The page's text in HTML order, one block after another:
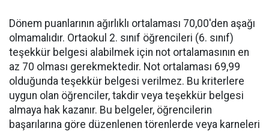
Dönem puanlarının ağırlıklı ortalaması 70,00'den aşağı
olmamalıdır. Ortaokul 2. sınıf öğrencileri (6. sınıf)
teşekkür belgesi alabilmek için not ortalamasının en
az 70 olması gerekmektedir. Not ortalaması 69,99
olduğunda teşekkür belgesi verilmez. Bu kriterlere
uygun olan öğrenciler, takdir veya teşekkür belgesi
almaya hak kazanır. Bu belgeler, öğrencilerin
başarılarına göre düzenlenen törenlerde veya karneleri